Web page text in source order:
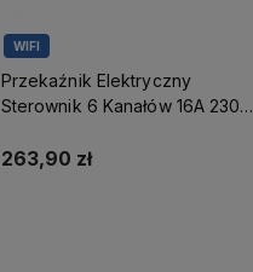
WIFI
Przekaźnik Elektryczny
Sterownik 6 Kanałów 16A 230V
263,90 zł